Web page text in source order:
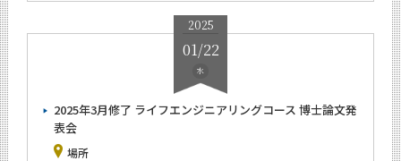
2025
01/22
水
2025年3月修了 ライフエンジニアリングコース 博士論文発
表会
場所